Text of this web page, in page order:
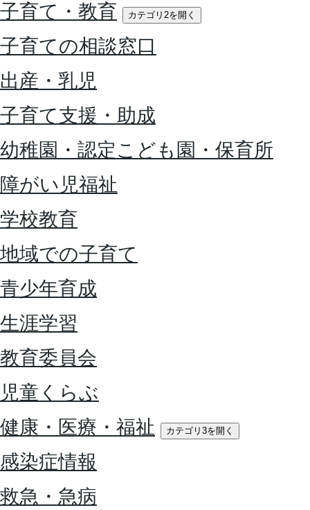
子育て・教育
カテゴリ2を開く
子育ての相談窓口
出産・乳児
子育て支援・助成
幼稚園・認定こども園・保育所
障がい児福祉
学校教育
地域での子育て
青少年育成
生涯学習
教育委員会
児童くらぶ
健康・医療・福祉
カテゴリ3を開く
感染症情報
救急・急病